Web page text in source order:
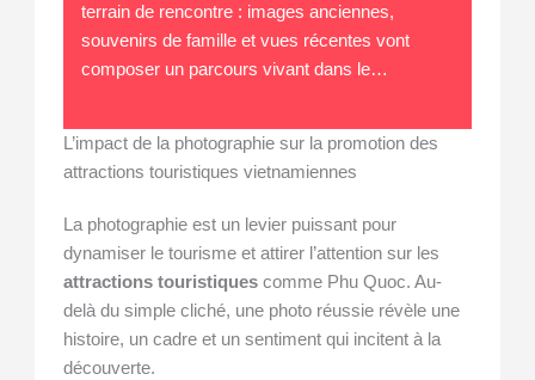
terrain de rencontre : images anciennes,
souvenirs de famille et vues récentes vont
composer un parcours vivant dans le…
L’impact de la photographie sur la promotion des
attractions touristiques vietnamiennes
La photographie est un levier puissant pour
dynamiser le tourisme et attirer l’attention sur les
attractions touristiques comme Phu Quoc. Au-
delà du simple cliché, une photo réussie révèle une
histoire, un cadre et un sentiment qui incitent à la
découverte.